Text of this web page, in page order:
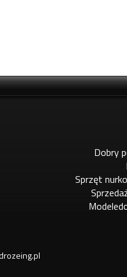
Dobry
Sprzęt